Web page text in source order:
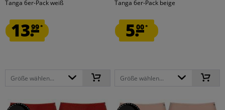
Tanga 6er-Pack weiß
13.99*
Größe wählen...
Tanga 6er-Pack beige
5.00*
Größe wählen...